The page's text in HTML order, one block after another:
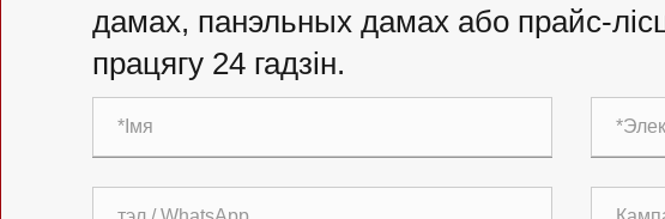
дамах, панэльных дамах або прайс-
працягу 24 гадзін.